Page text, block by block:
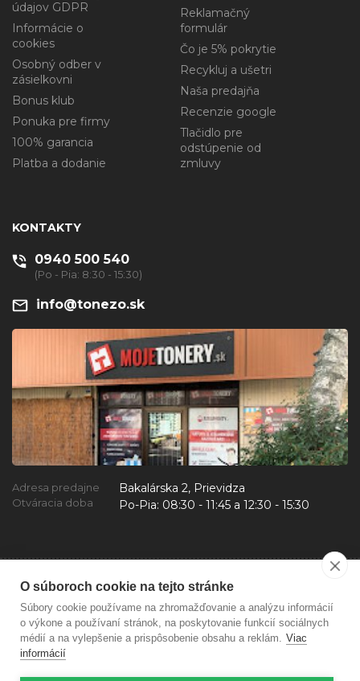
O súboroch cookie na tejto stránke
Súbory cookie používame na zhromažďovanie a analýzu informácií
o výkone a používaní stránok, na poskytovanie funkcií sociálnych
médií a na vylepšenie a prispôsobenie obsahu a reklám. Viac
informácií
údajov GDPR
Informácie o
cookies
Osobný odber v
zásielkovni
Bonus klub
Ponuka pre firmy
100% garancia
Platba a dodanie
Reklamačný
formulár
Čo je 5% pokrytie
Recykluj a ušetri
Naša predajňa
Recenzie google
Tlačidlo pre
odstúpenie od
zmluvy
KONTAKTY
0940 500 540
(Po - Pia: 8:30 - 15:30)
info@tonezo.sk
Adresa predajne Bakalárska 2, Prievidza
Otváracia doba Po-Pia: 08:30 - 11:45 a 12:30 - 15:30